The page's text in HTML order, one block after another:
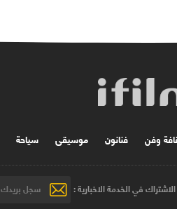
وفن فنانون موسیقی سياحة
الاشتراك في الخدمة الاخبارية :